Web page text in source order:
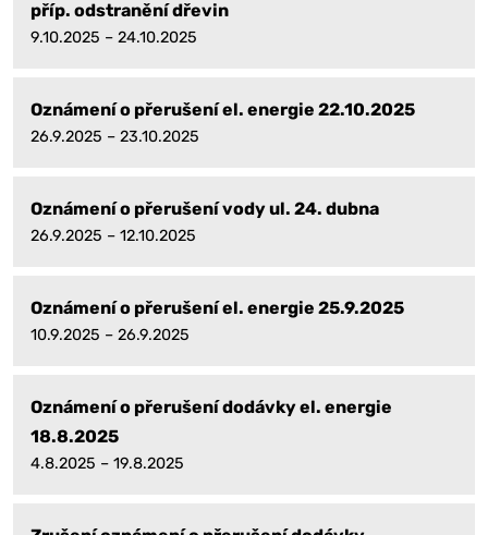
příp. odstranění dřevin
9.10.2025 – 24.10.2025
Oznámení o přerušení el. energie 22.10.2025
26.9.2025 – 23.10.2025
Oznámení o přerušení vody ul. 24. dubna
26.9.2025 – 12.10.2025
Oznámení o přerušení el. energie 25.9.2025
10.9.2025 – 26.9.2025
Oznámení o přerušení dodávky el. energie
18.8.2025
4.8.2025 – 19.8.2025